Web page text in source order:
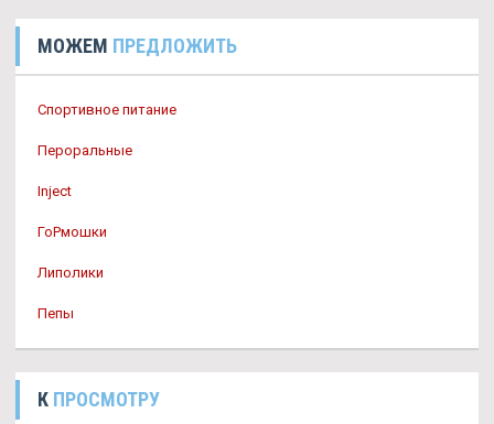
МОЖЕМ ПРЕДЛОЖИТЬ
Спортивное питание
Пероральные
Inject
ГоРмошки
Липолики
Пепы
К ПРОСМОТРУ